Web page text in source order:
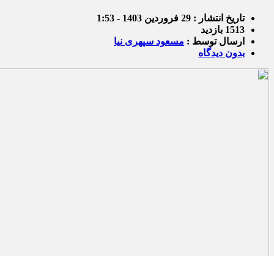
تاریخ انتشار : 29 فروردین 1403 - 1:53
1513 بازدید
ارسال توسط : مسعود سپهری نیا
بدون دیدگاه